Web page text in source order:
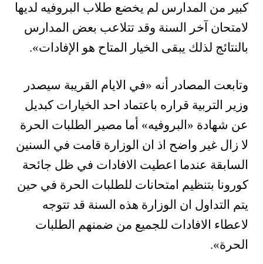
كبير من المدارس لم يخضع طلاب البروفيه لديها
لامتحان آخر السنة وقد تتلاعب بعض المدارس
بالنتائج لذلك يبقى الخيار المتاح هو الإفادات».
وتابعت المصادر أنه «في الايام القريبة سيصدر
وزير التربية قراره باعتماد احد الخيارات كبديل
عن شهادة «البروفيه» أما مصير الطلبات الحرة
لا زال غير واضح اذ ان الوزارة قامت في السنين
السابقة عندما اعطيت الافادات في ظل جائحة
كورونا بتنظيم امتحانات للطلبات الحرة في حين
يتم التداول ان الوزارة هذه السنة قد تتوجه
لاعطاء الافادات للجميع من ضمنهم الطلبات
الحرة».